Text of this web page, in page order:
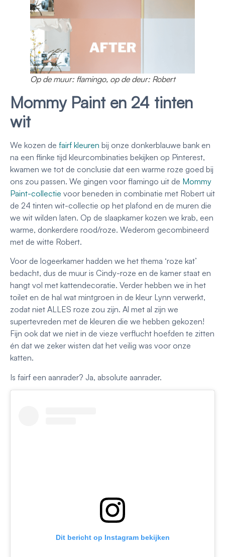
Op de muur: flamingo, op de deur: Robert
Mommy Paint en 24 tinten
wit
We kozen de fairf kleuren bij onze donkerblauwe bank en
na een flinke tijd kleurcombinaties bekijken op Pinterest,
kwamen we tot de conclusie dat een warme roze goed bij
ons zou passen. We gingen voor flamingo uit de Mommy
Paint-collectie voor beneden in combinatie met Robert uit
de 24 tinten wit-collectie op het plafond en de muren die
we wit wilden laten. Op de slaapkamer kozen we krab, een
warme, donkerdere rood/roze. Wederom gecombineerd
met de witte Robert.
Voor de logeerkamer hadden we het thema ‘roze kat’
bedacht, dus de muur is Cindy-roze en de kamer staat en
hangt vol met kattendecoratie. Verder hebben we in het
toilet en de hal wat mintgroen in de kleur Lynn verwerkt,
zodat niet ALLES roze zou zijn. Al met al zijn we
supertevreden met de kleuren die we hebben gekozen!
Fijn ook dat we niet in de vieze verflucht hoefden te zitten
én dat we zeker wisten dat het veilig was voor onze
katten.
Is fairf een aanrader? Ja, absolute aanrader.
Dit bericht op Instagram bekijken